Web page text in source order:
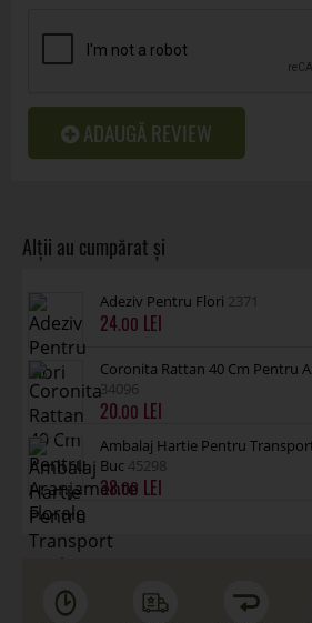
ADAUGĂ REVIEW
Adeziv Pentru Flori 2371
24.00
Coronita Rattan 40 Cm Pentru
34096
20.00
Ambalaj Hartie Pentru
Buc 45298
38.00